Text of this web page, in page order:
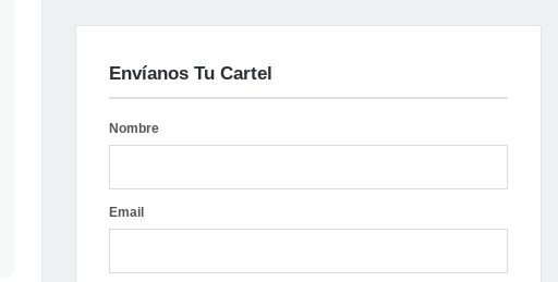
Envíanos Tu Cartel
Nombre
Email